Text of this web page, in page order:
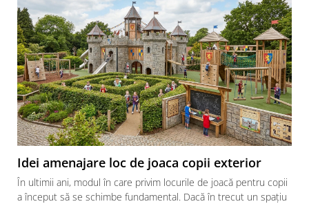
Idei amenajare loc de joaca copii exterior
În ultimii ani, modul în care privim locurile de joacă pentru copii
a început să se schimbe fundamental. Dacă în trecut un spațiu